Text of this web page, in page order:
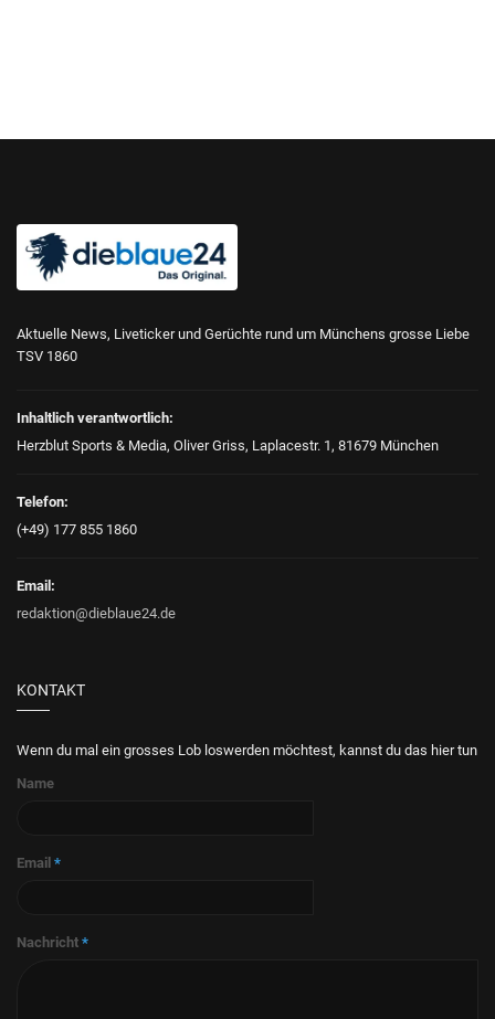
Aktuelle News, Liveticker und Gerüchte rund um Münchens grosse Liebe
TSV 1860
Inhaltlich verantwortlich:
Herzblut Sports & Media, Oliver Griss, Laplacestr. 1, 81679 München
Telefon:
(+49) 177 855 1860
Email:
redaktion@dieblaue24.de
KONTAKT
Wenn du mal ein grosses Lob loswerden möchtest, kannst du das hier tun
Name
Email *
Nachricht *